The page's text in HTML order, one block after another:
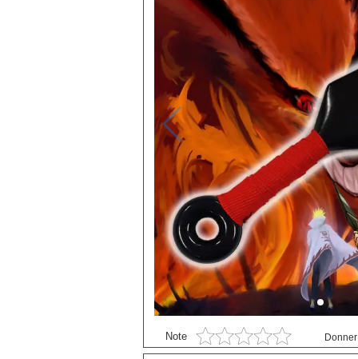
Black Butler
Black Clover
Bleach
Blue exorcist
Blue Lock
Boruto
Card Captor Sakura
Chainsaw Man
Chobits
Code Geass
Cyberpunk
DanganRonpa
Death Note
Note